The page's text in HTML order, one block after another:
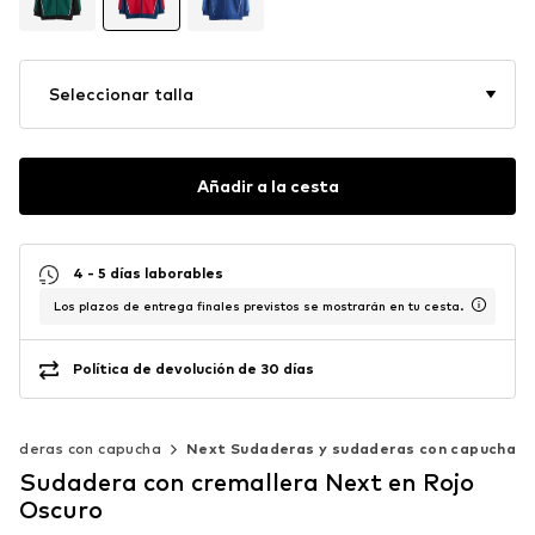
Seleccionar talla
Añadir a la cesta
4 - 5 días laborables
Los plazos de entrega finales previstos se mostrarán en tu cesta.
Política de devolución de 30 días
con capucha Next Sudaderas y sudaderas con capucha
Sudadera con cremallera Next en Rojo
Oscuro